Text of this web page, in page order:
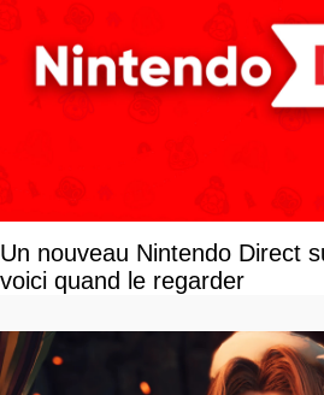
Un nouveau Nintendo Direct
voici quand le regarder